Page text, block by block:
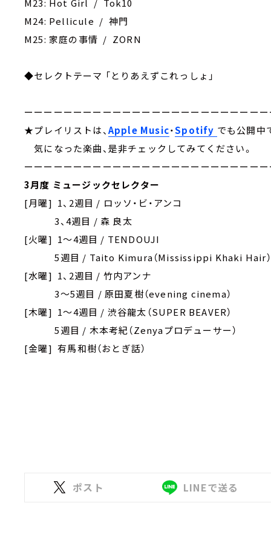
M24: Pellicule / 神門
M25: 家庭の事情 / ZORN
◆セレクトテーマ 「とりあえずこれっしょ」
ーーーーーーーーーーーーーーーーーーーーーーーーー
★プレイリストは、 Apple Music・Spotify でも公開中
気になった楽曲、是非チェックしてみてください。
ーーーーーーーーーーーーーーーーーーーーーーーーー
3月度 ミュージックセレクター
[月曜] 1、2週目 / ロッソ・ビ・アンコ
3、4週目 / 森 良太
[火曜] 1～4週目 / TENDOUJI
5週目 / Taito Kimura（Mississippi Khaki Hair）
[水曜] 1、2週目 / 竹内アンナ
3～5週目 / 原田夏樹（evening cinema）
[木曜] 1～4週目 / 渋谷龍太（SUPER BEAVER）
5週目 / 木本考紀（Zenyaプロデューサー）
[金曜] 有馬和樹（おとぎ話）
ポスト LINEで送る